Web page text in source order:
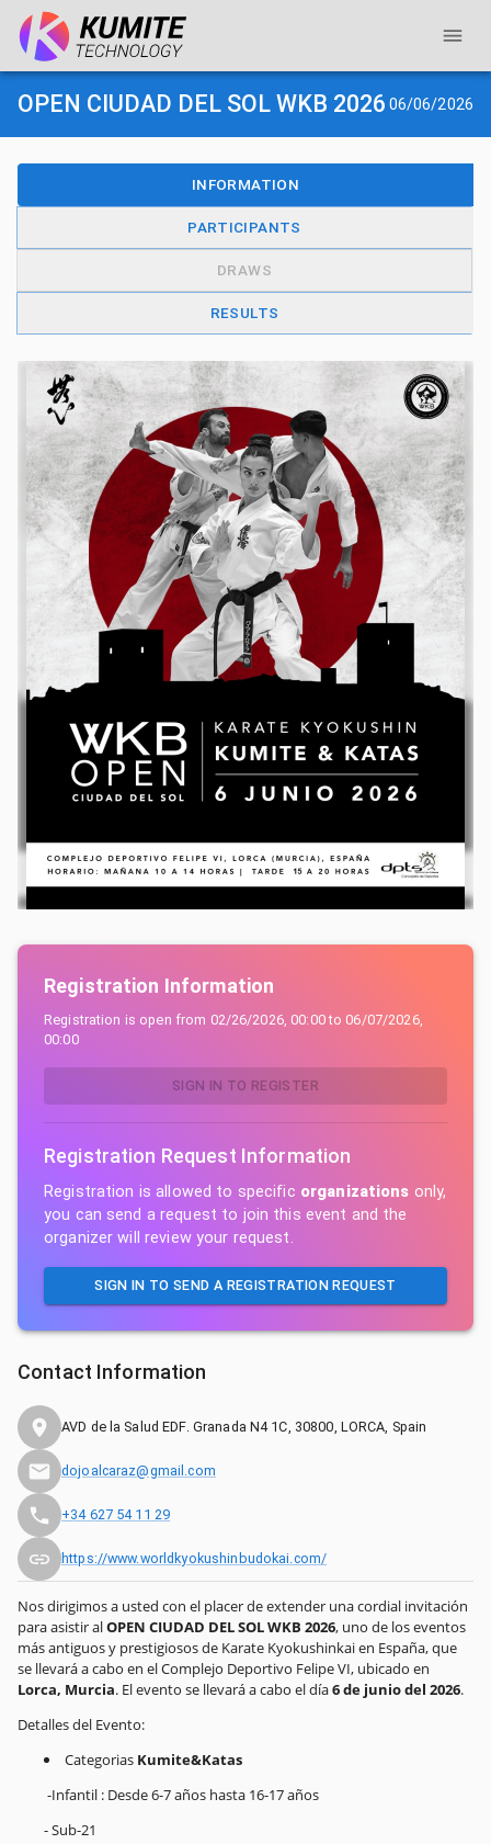
OPEN CIUDAD DEL SOL WKB 2026 06/06/2026
INFORMATION
PARTICIPANTS
DRAWS
RESULTS
Nos dirigimos a usted con el placer de extender una cordial invitación
para asistir alOPEN CIUDAD DEL SOL WKB 2026, uno de los eventos
más antiguos y prestigiosos de Karate Kyokushinkai en España, que
se llevará a cabo en el Complejo Deportivo Felipe VI, ubicado en
Lorca, Murcia. El evento se llevará a cabo el día6 de junio del 2026.
Detalles del Evento:
Categorias Kumite&Katas
-Infantil : Desde 6-7 años hasta 16-17 años
- Sub-21
Registration Information
Registration is open from 02/26/2026, 00:00to 06/07/2026,
00:00
SIGN IN TO REGISTER
Registration Request Information
Registration is allowed to specific organizations only,
you can send a request to join this event and the
organizer will review your request.
SIGN IN TO SEND A REGISTRATION REQUEST
Contact Information
AVD de la Salud EDF. Granada N4 1C, 30800, LORCA, Spain
dojoalcaraz@gmail.com
+34 627 54 11 29
https://www.worldkyokushinbudokai.com/